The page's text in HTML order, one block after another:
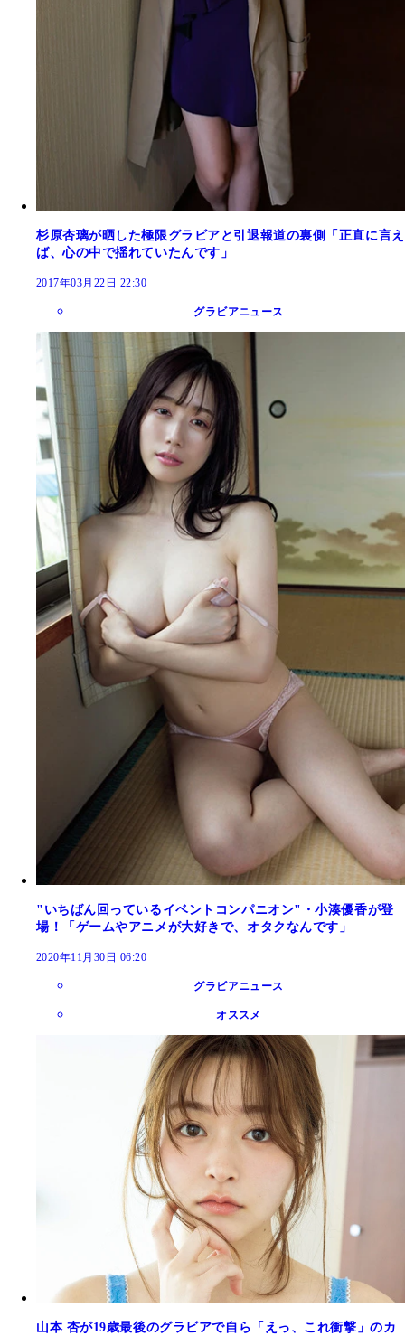
杉原杏璃が晒した極限グラビアと引退報道の裏側「正直に言え
ば、心の中で揺れていたんです」
2017年03月22日 22:30
グラビアニュース
"いちばん回っているイベントコンパニオン"・小湊優香が登
場！「ゲームやアニメが大好きで、オタクなんです」
2020年11月30日 06:20
グラビアニュース
オススメ
山本 杏が19歳最後のグラビアで自ら「えっ、これ衝撃」のカ